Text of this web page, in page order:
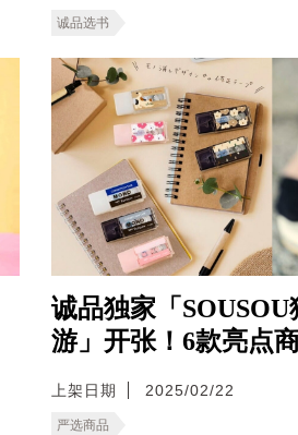
诚品选书
诚品独家「
游」开张！6款亮点
上架日期 2025/02/22
严选商品